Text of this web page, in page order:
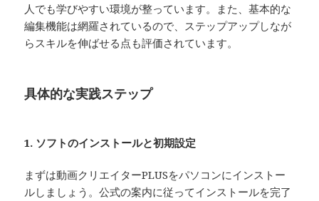
人でも学びやすい環境が整っています。また、基本的な
編集機能は網羅されているので、ステップアップしなが
らスキルを伸ばせる点も評価されています。
具体的な実践ステップ
1. ソフトのインストールと初期設定
まずは動画クリエイターPLUSをパソコンにインストー
ルしましょう。公式の案内に従ってインストールを完了